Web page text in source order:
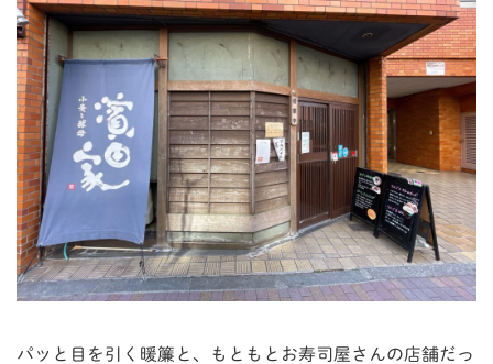
パッと目を引く暖簾と、もともとお寿司屋さんの店舗だっ